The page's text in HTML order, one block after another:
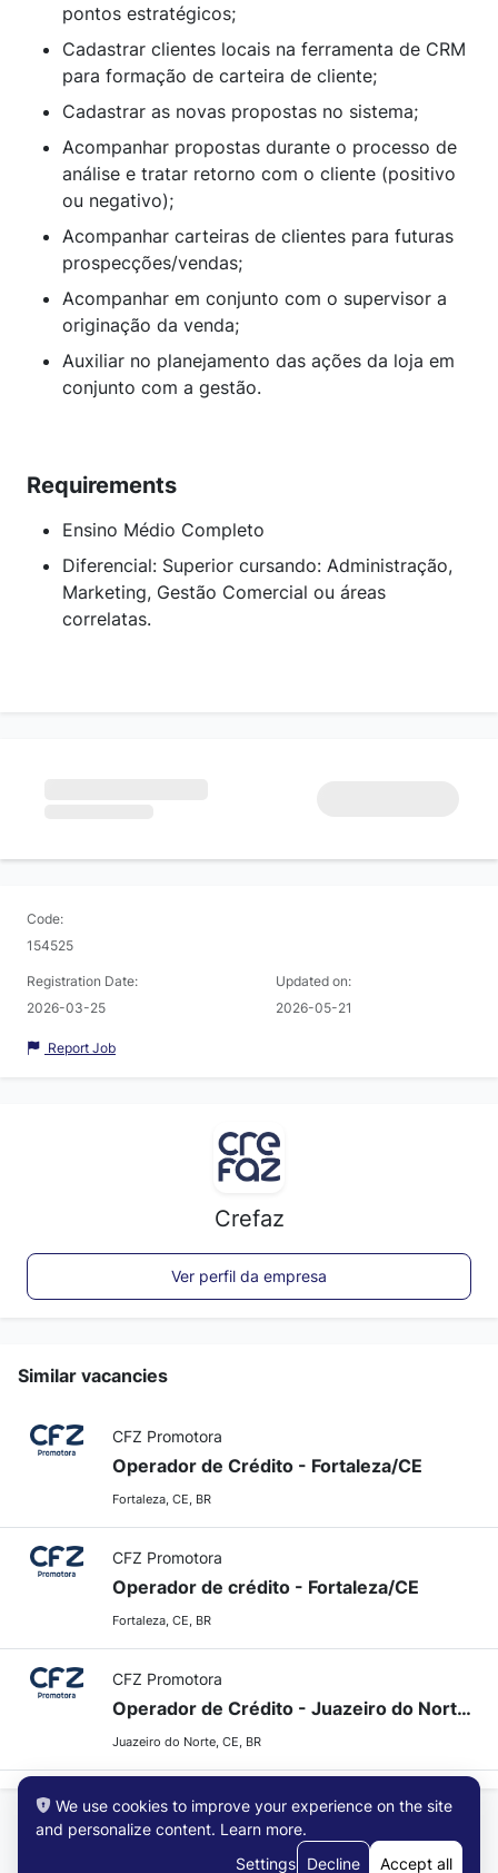
pontos estratégicos;
Cadastrar clientes locais na ferramenta de CRM
para formação de carteira de cliente;
Cadastrar as novas propostas no sistema;
Acompanhar propostas durante o processo de
análise e tratar retorno com o cliente (positivo
ou negativo);
Acompanhar carteiras de clientes para futuras
prospecções/vendas;
Acompanhar em conjunto com o supervisor a
originação da venda;
Auxiliar no planejamento das ações da loja em
conjunto com a gestão.
Requirements
Ensino Médio Completo
Diferencial: Superior cursando: Administração,
Marketing, Gestão Comercial ou áreas
correlatas.
Code:
154525
Registration Date:
2026-03-25
Updated on:
2026-05-21
Report Job
Crefaz
Ver perfil da empresa
Similar vacancies
CFZ Promotora
Operador de Crédito - Fortaleza/CE
Fortaleza, CE, BR
CFZ Promotora
Operador de crédito - Fortaleza/CE
Fortaleza, CE, BR
CFZ Promotora
Operador de Crédito - Juazeiro do Norte/CE
Juazeiro do Norte, CE, BR
We use cookies to improve your experience on the site
and personalize content. Learn more.
Settings
Decline Accept all